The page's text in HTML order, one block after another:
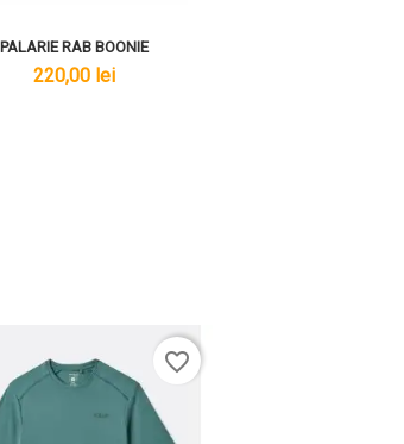
PALARIE RAB BOONIE
lei
220,00 lei
favorite_border